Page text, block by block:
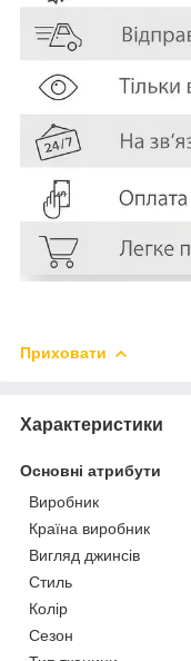
Приховати
Характеристики
Основні атрибути
Виробник
Країна виробник
Вигляд джинсів
Стиль
Колір
Сезон